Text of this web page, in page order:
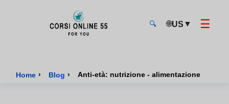
🔍 🌐US ▼ ☰
Home › Blog › Anti-età: nutrizione - alimentazione